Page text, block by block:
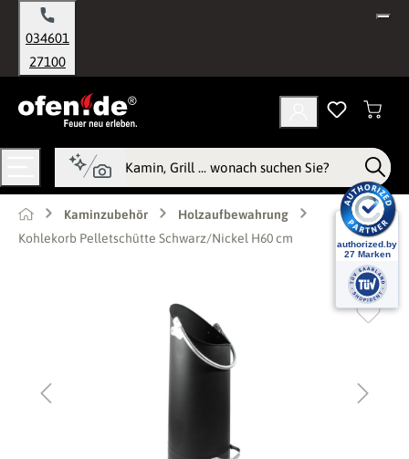
springen
034601
27100
Kaminzubehör
Holzaufbewahrung
Kohlekorb Pelletschütte Schwarz/Nickel H60 cm